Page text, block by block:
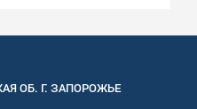
ОБ. Г. ЗАПОРОЖЬЕ